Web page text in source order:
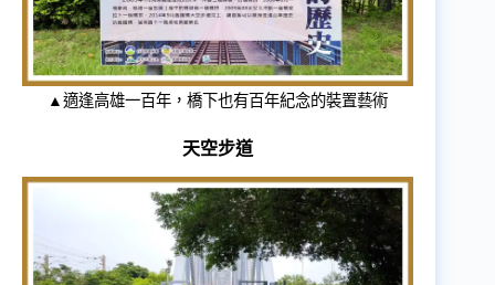
▲適逢高雄一百年，橋下也有百年紀念的裝置藝術
天空步道